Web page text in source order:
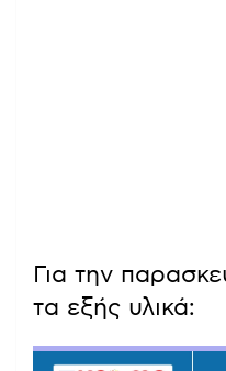
Για την
τα εξής υλικά: